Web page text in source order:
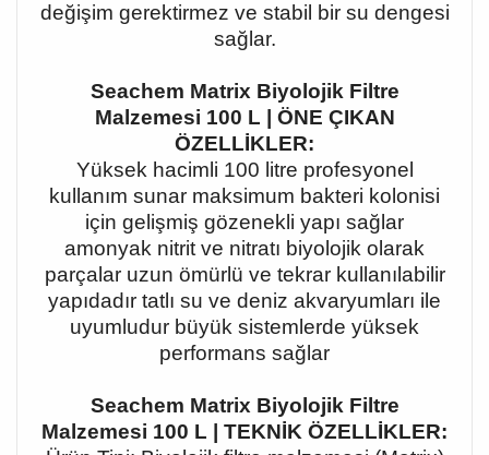
değişim gerektirmez ve stabil bir su dengesi
sağlar.
Seachem Matrix Biyolojik Filtre
Malzemesi 100 L | ÖNE ÇIKAN
ÖZELLİKLER:
Yüksek hacimli 100 litre profesyonel
kullanım sunar maksimum bakteri kolonisi
için gelişmiş gözenekli yapı sağlar
amonyak nitrit ve nitratı biyolojik olarak
parçalar uzun ömürlü ve tekrar kullanılabilir
yapıdadır tatlı su ve deniz akvaryumları ile
uyumludur büyük sistemlerde yüksek
performans sağlar
Seachem Matrix Biyolojik Filtre
Malzemesi 100 L | TEKNİK ÖZELLİKLER: